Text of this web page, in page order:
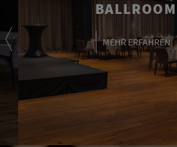
BALLROOM
MEHR ERFAHREN